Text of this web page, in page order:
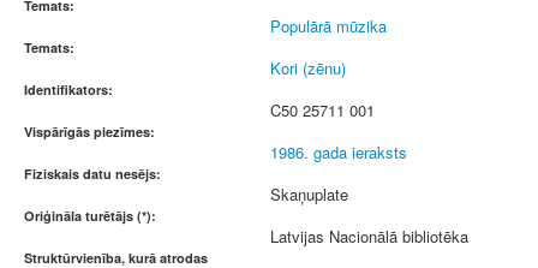
Temats:
Populārā mūzika
Temats:
Kori (zēnu)
Identifikators:
C50 25711 001
Vispārīgās piezīmes:
1986. gada ieraksts
Fiziskais datu nesējs:
Skaņuplate
Oriģināla turētājs (*):
Latvijas Nacionālā bibliotēka
Struktūrvienība, kurā atrodas